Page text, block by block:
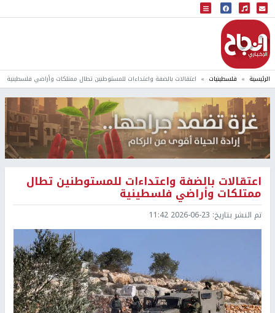
البث المباشر
إذاعة النجاح
الرئيسية فلسطينيات اعتقالات بالضفة واعتداءات للمستوطنين تطال ممتلكات وأراضي فلسطينية
اعتقالات بالضفة واعتداءات للمستوطنين تطال
ممتلكات وأراضي فلسطينية
تم النشر بتاريخ: 2026-06-23 11:42